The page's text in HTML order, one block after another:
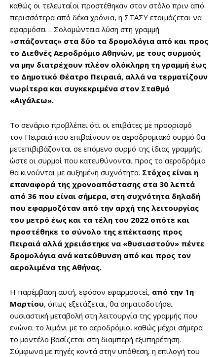
καθώς οι τελευταίοι προστέθηκαν στον στόλο πριν από
περισσότερα από δέκα χρόνια, η ΣΤΑΣΥ ετοιμάζεται να
εφαρμόσει …Σολομώντεια λύση στη γραμμή
«σπάζοντας» στα δύο τα δρομολόγια από και προς
το Διεθνές Αεροδρόμιο Αθηνών, με τους συρμούς
να μην διατρέχουν πλέον ολόκληρη τη γραμμή έως
το Δημοτικό Θέατρο Πειραιά, αλλά να τερματίζουν
νωρίτερα και συγκεκριμένα στον Σταθμό
«Αιγάλεω».
Το σενάριο προβλέπει ότι οι επιβάτες με προορισμό
τον Πειραιά που επιβαίνουν σε αεροδρομιακό συρμό θα
μετεπιβιβάζονται σε επόμενο συρμό της ίδιας γραμμής,
ώστε οι συρμοί που κατευθύνονται προς το αεροδρόμιο
θα κινούνται με αυξημένη συχνότητα. Στόχος είναι η
επαναφορά της χρονοαπόστασης στα 30 λεπτά
από 36 που είναι σήμερα, στη συχνότητα δηλαδή
που εφαρμοζόταν από την αρχή της λειτουργίας
του μετρό έως και τα τέλη του 2022 οπότε και
προστέθηκε το σύνολο της επέκτασης προς
Πειραιά αλλά χρειάστηκε να «θυσιαστούν» πέντε
δρομολόγια ανά κατεύθυνση από και προς τον
αερολιμένα της Αθήνας.
Η παρέμβαση αυτή, εφόσον εφαρμοστεί, από την 1η
Μαρτίου, όπως εξετάζεται, θα σηματοδοτήσει
ουσιαστική μεταβολή στη λειτουργία της γραμμής που
ενώνει το λιμάνι με το αεροδρόμιο, καθώς μέχρι σήμερα
το μοντέλο βασίζεται στη διαμπερή εξυπηρέτηση.
Σύμφωνα με πηγές κοντά στην υπόθεση, η επιλογή του